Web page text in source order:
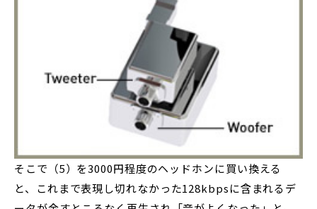
そこで（5）を3000円程度のヘッドホンに買い換える
と、これまで表現し切れなかった128kbpsに含まれるデ